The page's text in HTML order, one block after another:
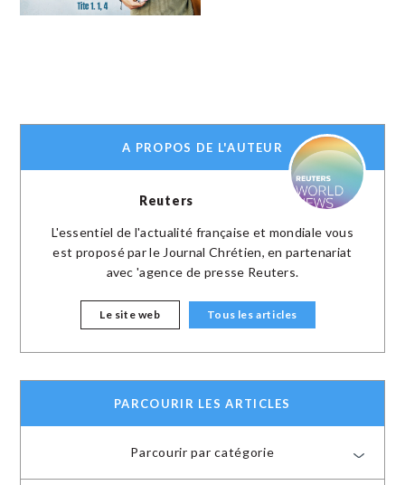
A PROPOS DE L'AUTEUR
Reuters
L'essentiel de l'actualité française et mondiale vous
est proposé par le Journal Chrétien, en partenariat
avec 'agence de presse Reuters.
Le site web Tous les articles
PARCOURIR LES ARTICLES
Parcourir par catégorie